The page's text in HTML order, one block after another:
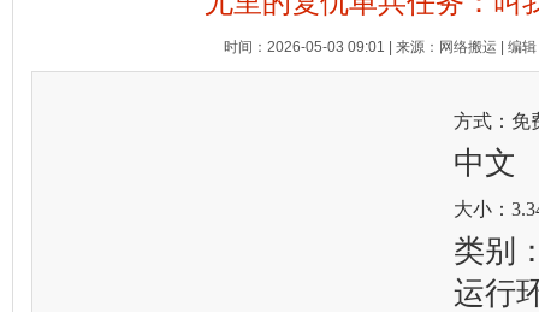
时间：2026-05-03 09:01 | 来源：网络搬运 | 编
方式：免
中文
大小：
类别
运行